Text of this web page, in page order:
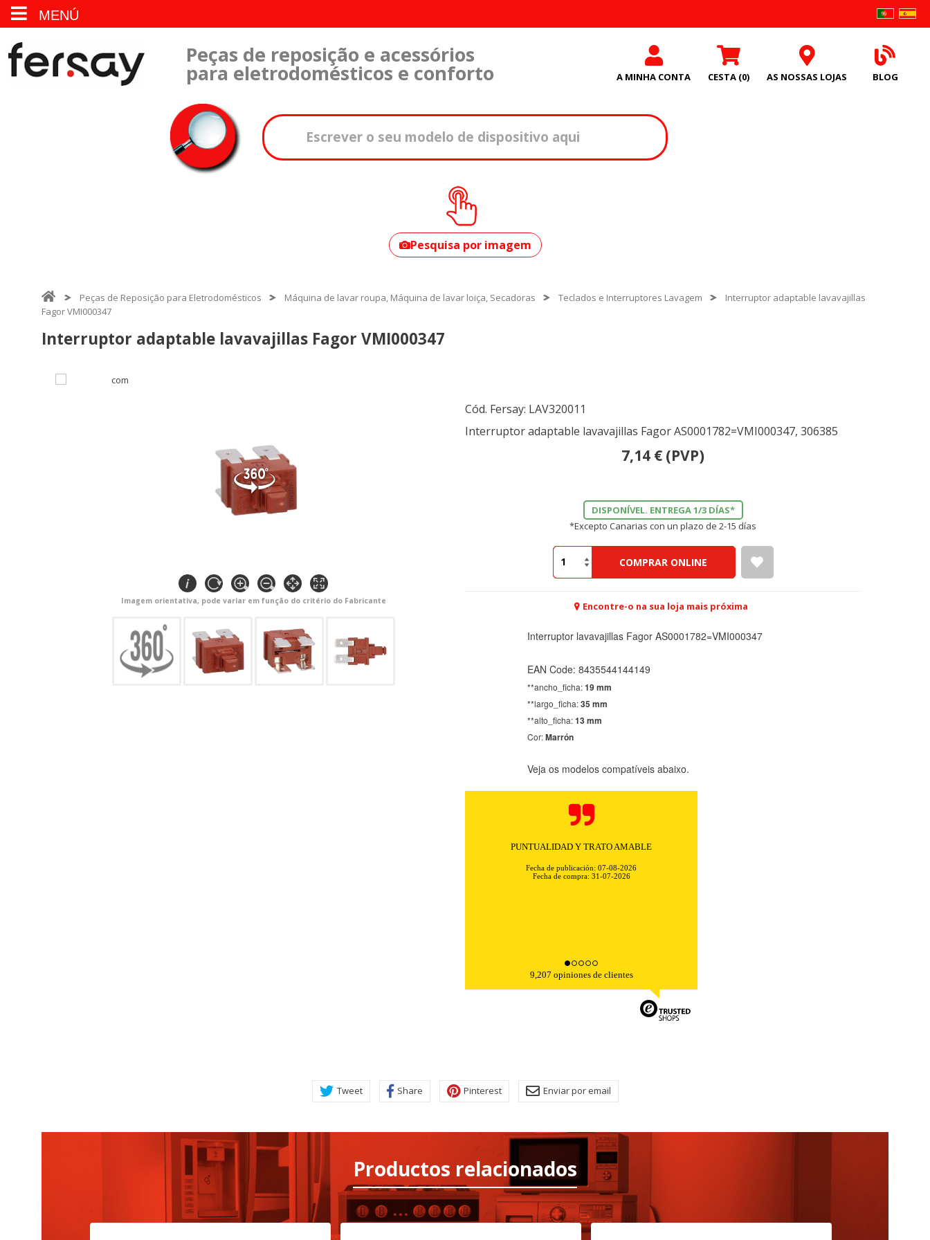
MENÚ
Peças de reposição e acessórios
para eletrodomésticos e conforto A MINHA CONTA CESTA (0) AS NOSSAS LOJAS BLOG
seu modelo?
Pesquisa por imagem
Peças de Reposição para Eletrodomésticos Máquina de lavar roupa, Máquina de lavar loiça, Secadoras Teclados e Interruptores Lavagem
Interruptor adaptable lavavajillas
Fagor VMI000347
Interruptor adaptable lavavajillas Fagor VMI000347
Imagem orientativa, pode variar em função do critério do Fabricante
Cód. Fersay: LAV320011
Interruptor adaptable lavavajillas Fagor AS0001782=VMI000347, 306385
7,14 € (PVP)
DISPONÍVEL. ENTREGA 1/3 DÍAS*
*Excepto Canarias con un plazo de 2-15 días
COMPRAR ONLINE
Encontre-o na sua loja mais próxima
Interruptor lavavajillas Fagor AS0001782=VMI000347
EAN Code: 8435544144149
**ancho_ficha:19 mm
**largo_ficha:35 mm
**alto_ficha:13 mm
Cor:Marrón
Veja os modelos compatíveis abaixo.
Rapidez y excelente comunicación. Todo transcurrió
Fecha de publicación: 07-08-2026
9,207 opiniones de clientes
Tweet Share Pinterest Enviar por email
Productos relacionados
CONFIGURACIÓN DE COOKIES HABILITAR TODO